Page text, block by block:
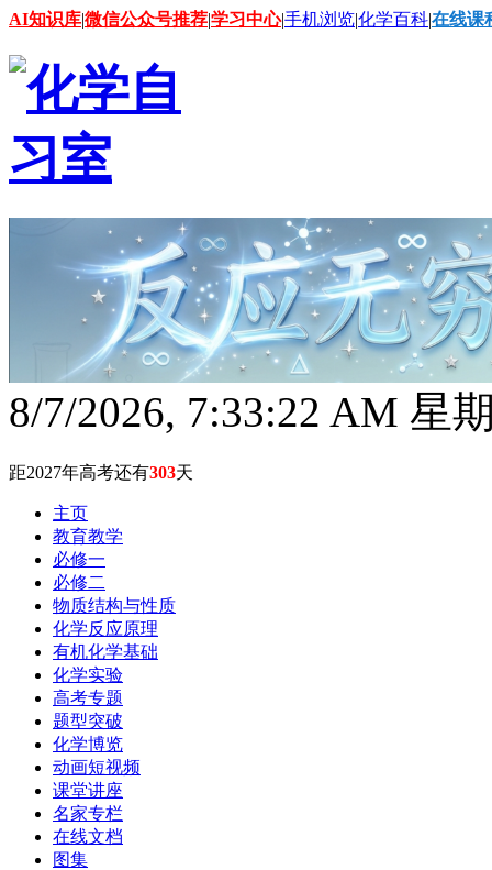
AI知识库|微信公众号推荐|学习中心|手机浏览|化学百科|在线课
8/7/2026, 7:33:23 AM 星
距2027年高考还有303天
主页
教育教学
必修一
必修二
物质结构与性质
化学反应原理
有机化学基础
化学实验
高考专题
题型突破
化学博览
动画短视频
课堂讲座
名家专栏
在线文档
图集